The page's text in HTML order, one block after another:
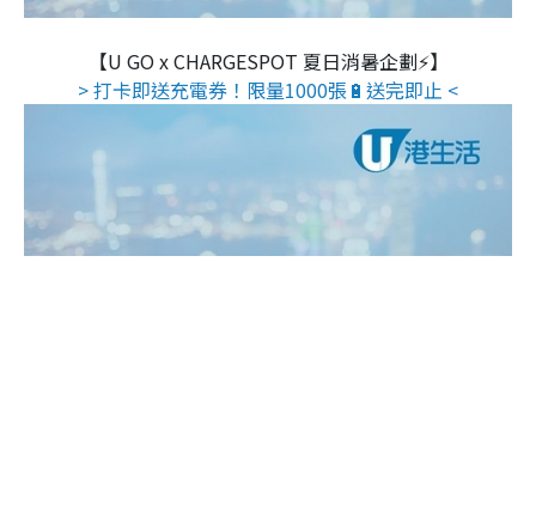
【U GO x CHARGESPOT 夏日消暑企劃⚡】
> 打卡即送充電券！限量1000張🔋送完即止 <